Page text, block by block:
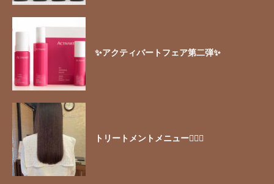
✨アクティバートフェア第二弾✨
トリートメントメニュー🧖🏻‍♀️